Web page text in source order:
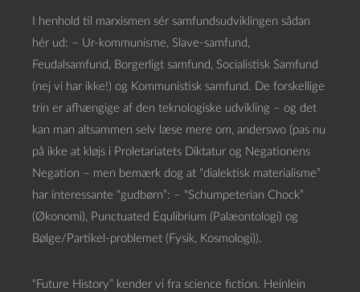
I henhold til marxismen sér samfundsudviklingen sådan
hér ud: – Ur-kommunisme, Slave-samfund,
Feudalsamfund, Borgerligt samfund, Socialistisk Samfund
(nej vi har ikke!) og Kommunistisk samfund. De forskellige
trin er afhængige af den teknologiske udvikling – og det
kan man altsammen selv læse mere om, anderswo (pas nu
på ikke at kløjs i Proletariatets Diktatur og Negationens
Negation – men bemærk dog at “dialektisk materialisme”
har interessante “gudbørn”: – “Schumpeterian Chock”
(Økonomi), Punctuated Equlibrium (Palæontologi) og
Bølge/Partikel-problemet (Fysik, Kosmologi)).
“Future History” kender vi fra science fiction. Heinlein